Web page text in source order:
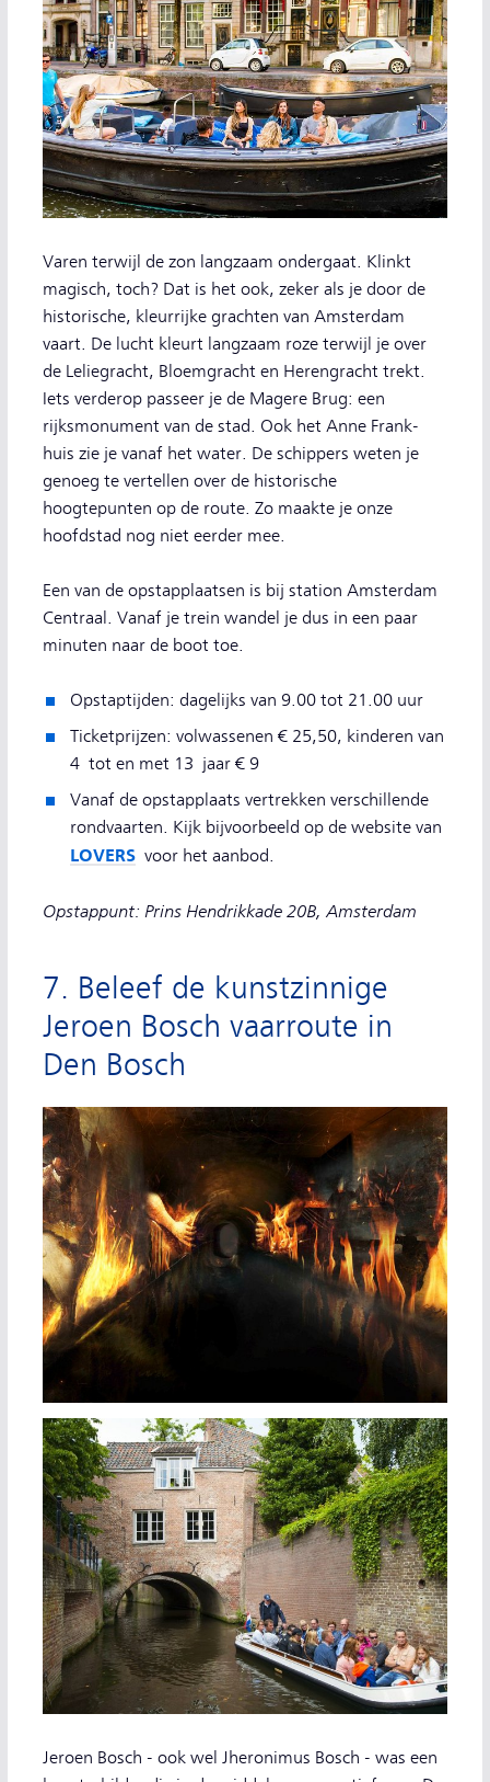
Varen terwijl de zon langzaam ondergaat. Klinkt
magisch, toch? Dat is het ook, zeker als je door de
historische, kleurrijke grachten van Amsterdam
vaart. De lucht kleurt langzaam roze terwijl je over
de Leliegracht, Bloemgracht en Herengracht trekt.
Iets verderop passeer je de Magere Brug: een
rijksmonument van de stad. Ook het Anne Frank-
huis zie je vanaf het water. De schippers weten je
genoeg te vertellen over de historische
hoogtepunten op de route. Zo maakte je onze
hoofdstad nog niet eerder mee.
Een van de opstapplaatsen is bij station Amsterdam
Centraal. Vanaf je trein wandel je dus in een paar
minuten naar de boot toe.
Opstaptijden: dagelijks van 9.00 tot 21.00 uur
Ticketprijzen: volwassenen € 25,50, kinderen van
4 tot en met 13 jaar € 9
Vanaf de opstapplaats vertrekken verschillende
rondvaarten. Kijk bijvoorbeeld op de website van
LOVERS voor het aanbod.
Opstappunt: Prins Hendrikkade 20B, Amsterdam
7. Beleef de kunstzinnige
Jeroen Bosch vaarroute in
Den Bosch
Jeroen Bosch - ook wel Jheronimus Bosch - was een